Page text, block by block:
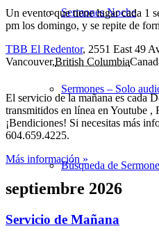
Sermones Noche
Sermones – Solo
Búsqueda de
Un evento que tiene lugar cada 1
pm los domingo, y se repite de
TBB El Redentor, 2551 East 49
Vancouver,British Columbia
El servicio de la mañana es cada
transmitidos en línea en Youtube ,
¡Bendiciones! Si necesitas más
604.659.4225.
Más información »
septiembre 2026
Servicio de Mañana